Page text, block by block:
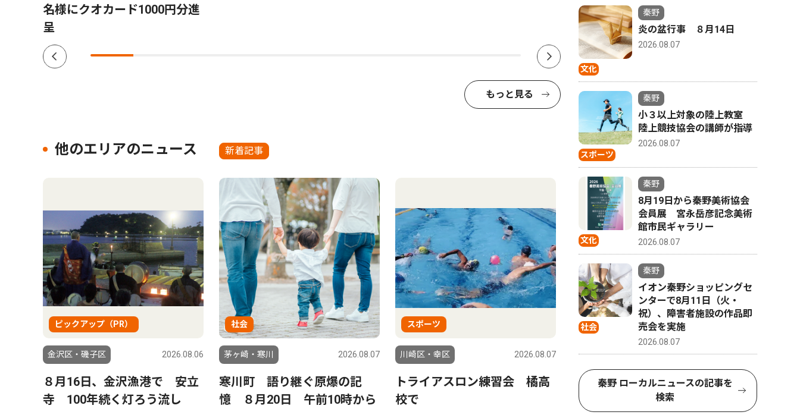
名様にクオカード1000円分進
呈
もっと見る
他のエリアのニュース 新着記事
ピックアップ（PR）
金沢区・磯子区 2026.08.06
８月16日、金沢漁港で 安立
寺 100年続く灯ろう流し
社会
茅ヶ崎・寒川 2026.08.07
寒川町 語り継ぐ原爆の記
憶 ８月20日 午前10時から
スポーツ
川崎区・幸区 2026.08.07
トライアスロン練習会 橘高
校で
文化
秦野
炎の盆行事 ８月14日
2026.08.07
スポーツ
秦野
小３以上対象の陸上教室
陸上競技協会の講師が指導
2026.08.07
文化
秦野
8月19日から秦野美術協会
会員展 宮永岳彦記念美術
館市民ギャラリー
2026.08.07
社会
秦野
イオン秦野ショッピングセ
ンターで8月11日（火・
祝）、障害者施設の作品即
売会を実施
2026.08.07
秦野 ローカルニュースの記事を
検索